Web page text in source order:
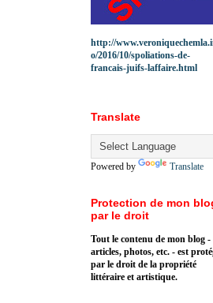
http://
o/2016/10/spoliations-de-
francais-juifs-laffaire.html
Translate
Powered by Translate
Protection de mon
par le droit
Tout le contenu de mon blog -
articles, photos, etc. - est
par le droit de la propriété
littéraire et artistique.